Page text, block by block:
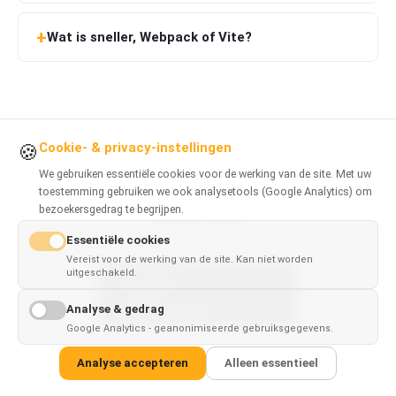
Wat is sneller, Webpack of Vite?
Ja Nee
available in
🍪 Cookie- & privacy-instellingen
We gebruiken essentiële cookies voor de werking van de site. Met uw
toestemming gebruiken we ook analysetools (Google Analytics) om
bezoekersgedrag te begrijpen.
Essentiële cookies
Vereist voor de werking van de site. Kan niet worden
uitgeschakeld.
Analyse & gedrag
Google Analytics - geanonimiseerde gebruiksgegevens.
Analyse accepteren Alleen essentieel